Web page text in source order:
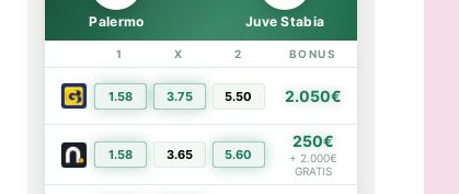
Palermo Juve Stabia
1 X 2 BONUS
1.58 3.75 5.50 2.050€
1.58 3.65 5.60
250€
+ 2.000€
GRATIS